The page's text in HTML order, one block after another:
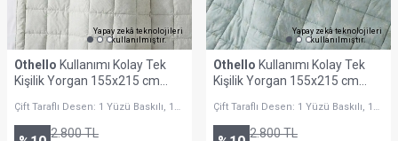
Yapay zekâ teknolojileri
kullanılmıştır.
Othello Kullanımı Kolay Tek
Kişilik Yorgan 155x215 cm
Çift Taraflı Desen: 1 Yüzü Baskılı, 1
2.800TL
Yapay zekâ teknolojileri
kullanılmıştır.
Othello Kullanımı Kolay Tek
Kişilik Yorgan 155x215 cm
Çift Taraflı Desen: 1 Yüzü Baskılı, 1
2.800TL